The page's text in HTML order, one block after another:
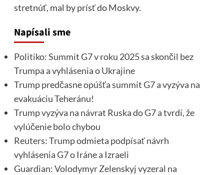
stretnúť, mal by prísť do Moskvy.
Napísali sme
Politiko: Summit G7 v roku 2025 sa skončil bez
Trumpa a vyhlásenia o Ukrajine
Trump predčasne opúšťa summit G7 a vyzýva na
evakuáciu Teheránu!
Trump vyzýva na návrat Ruska do G7 a tvrdí, že
vylúčenie bolo chybou
Reuters: Trump odmieta podpísať návrh
vyhlásenia G7 o Iráne a Izraeli
Guardian: Volodymyr Zelenskyj vyzeral na